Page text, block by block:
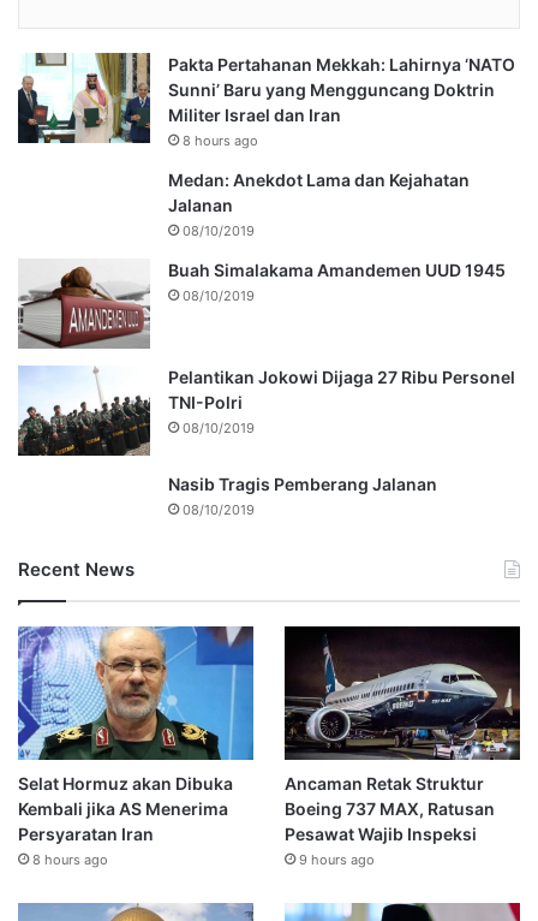
Pakta Pertahanan Mekkah: Lahirnya ‘NATO
Sunni’ Baru yang Mengguncang Doktrin
Militer Israel dan Iran
8 hours ago
Medan: Anekdot Lama dan Kejahatan
Jalanan
08/10/2019
Buah Simalakama Amandemen UUD 1945
08/10/2019
Pelantikan Jokowi Dijaga 27 Ribu Personel
TNI-Polri
08/10/2019
Nasib Tragis Pemberang Jalanan
08/10/2019
Recent News
Selat Hormuz akan Dibuka
Kembali jika AS Menerima
Persyaratan Iran
8 hours ago
Ancaman Retak Struktur
Boeing 737 MAX, Ratusan
Pesawat Wajib Inspeksi
9 hours ago